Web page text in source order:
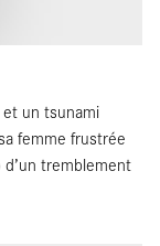
un tsunami
femme frustrée
tremblement